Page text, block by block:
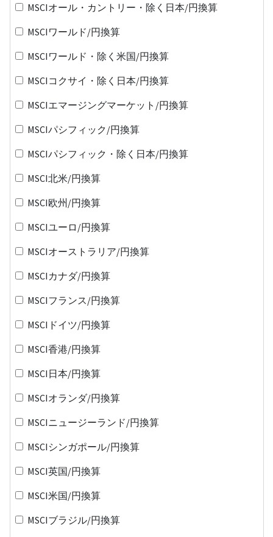
MSCIオール・カントリー・除く日本/円換算
MSCIワールド/円換算
MSCIワールド・除く米国/円換算
MSCIコクサイ・除く日本/円換算
MSCIエマージングマーケット/円換算
MSCIパシフィック/円換算
MSCIパシフィック・除く日本/円換算
MSCI北米/円換算
MSCI欧州/円換算
MSCIユーロ/円換算
MSCIオーストラリア/円換算
MSCIカナダ/円換算
MSCIフランス/円換算
MSCIドイツ/円換算
MSCI香港/円換算
MSCI日本/円換算
MSCIオランダ/円換算
MSCIニュージーランド/円換算
MSCIシンガポール/円換算
MSCI英国/円換算
MSCI米国/円換算
MSCIブラジル/円換算